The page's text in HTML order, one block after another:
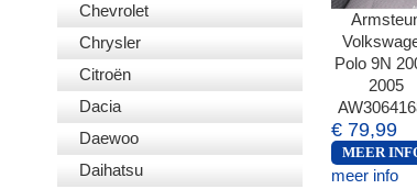
Chevrolet
Chrysler
Citroën
Dacia
Daewoo
Daihatsu
Polo 9N
2005
€ 79,99
MEER
meer info